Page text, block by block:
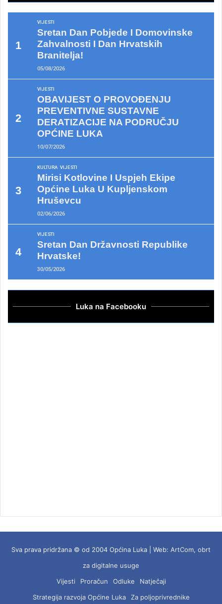
VIJESTI
Sretan Dan Pobjede I Domovinske
Zahvalnosti I Dan Hrvatskih
Branitelja!
05/08/2026
VIJESTI
OBAVIJEST O PROVOĐENJU
PREVENTIVNE SUSTAVNE
DERATIZACIJE NA PODRUČJU
OPĆINE LUKA
10/07/2026
KULTURA VIJESTI
Mirisi Kotlovine I Uspjeh Ekipe
Općine Luka U Kupljenskom
Hruševcu
02/06/2026
VIJESTI
Sretan Dan Državnosti Republike
Hrvatske!
30/05/2026
Luka na Facebooku
Sva prava pridržana © od 2004 Općina Luka | Web: ArtCom, obrt
za digitalne usuge
Vijesti
Proračun Odluke
Natječaji
Strategija razvoja Općine Luka
Za poljoprivrednike